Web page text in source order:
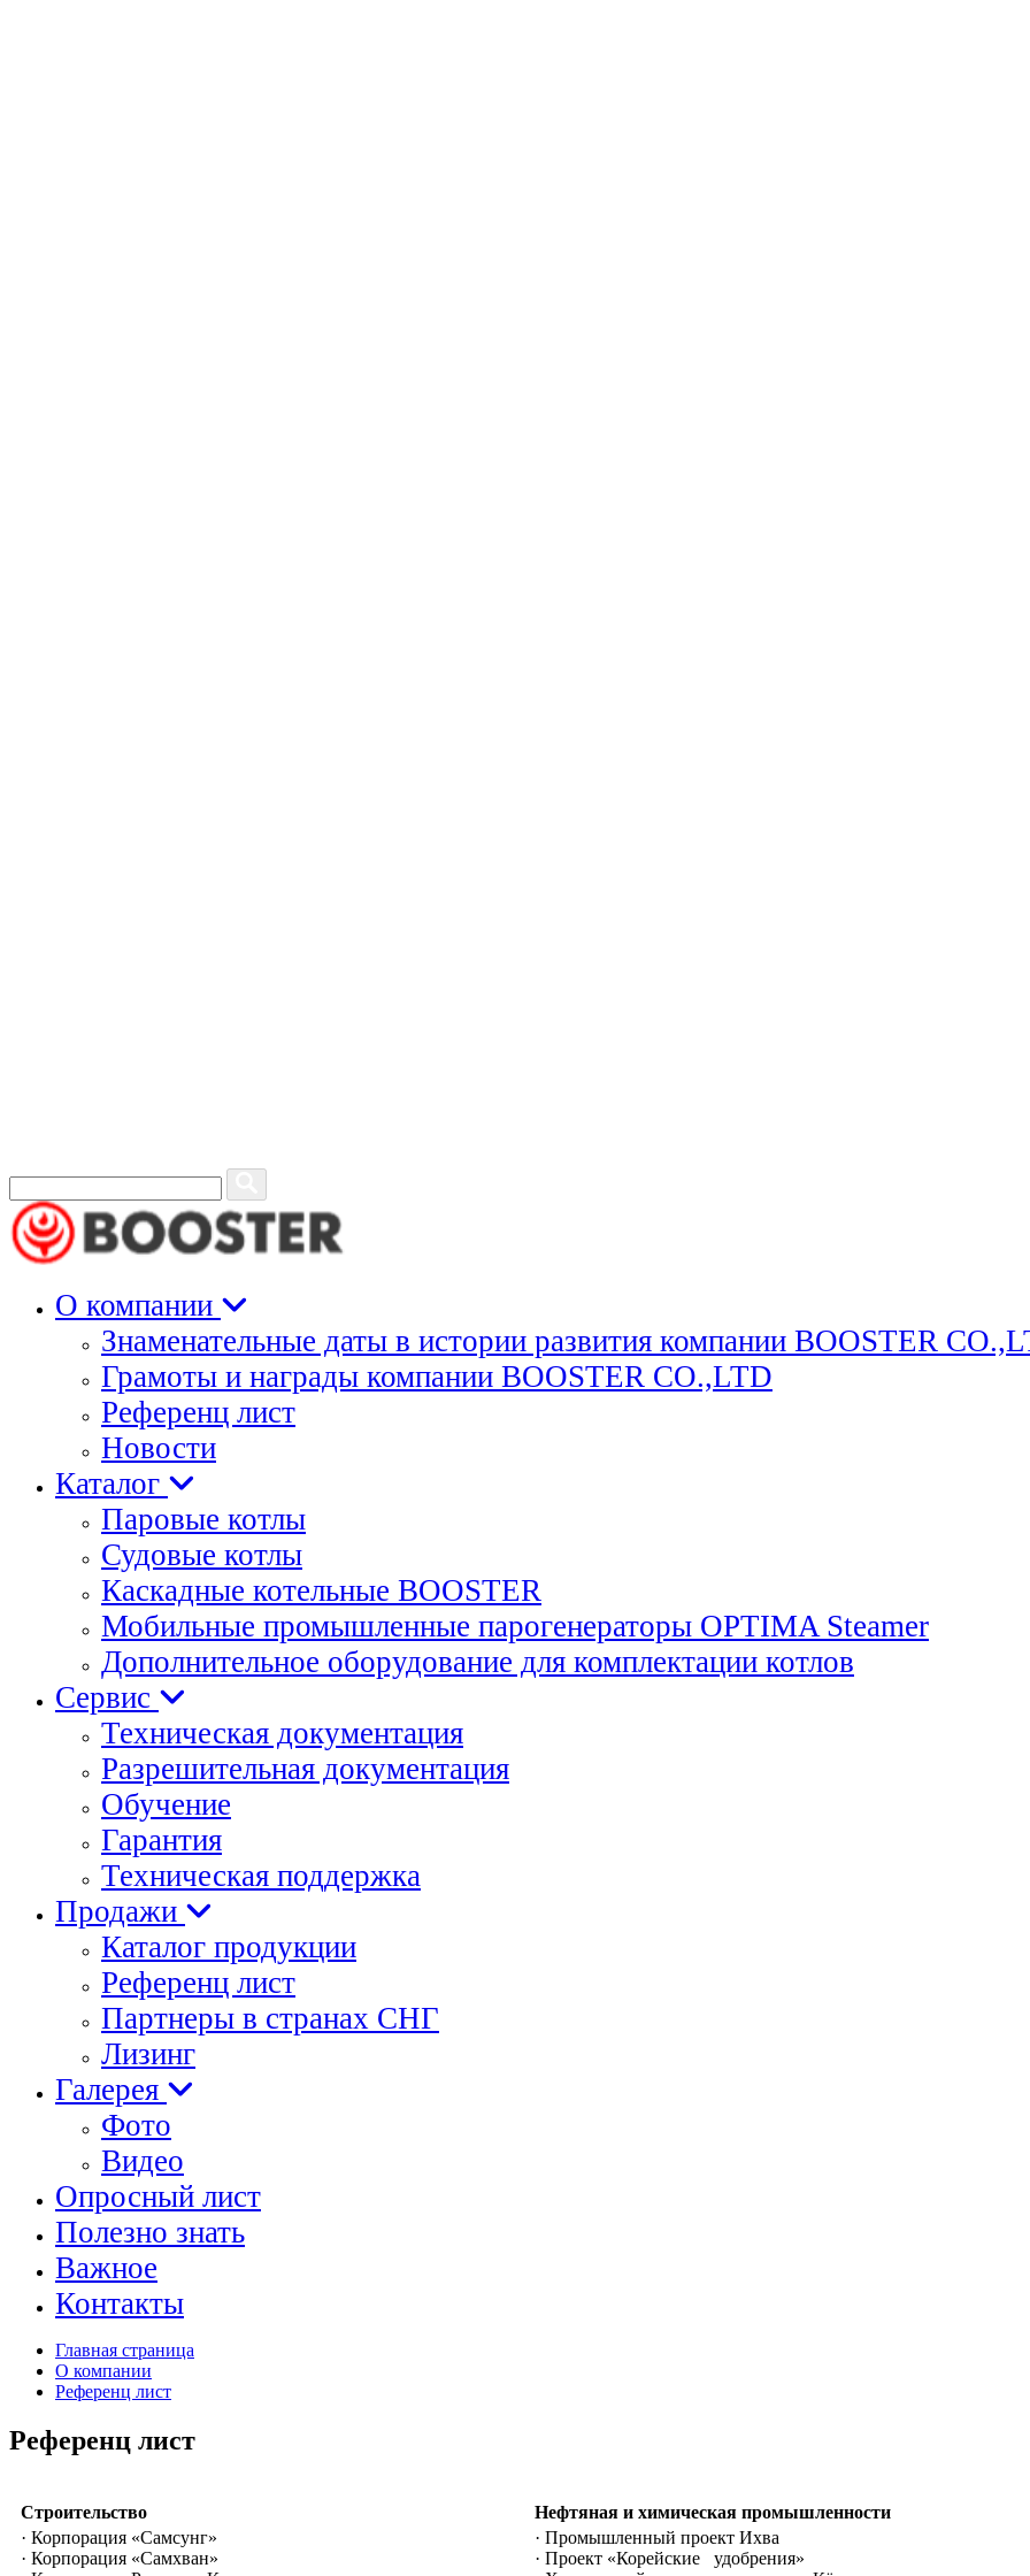
Запрос
для
поиска:
О компании
Знаменательные даты в истории развития компании BOOSTER
Грамоты и награды компании BOOSTER CO.,LTD
Референц лист
Новости
Каталог
Паровые котлы
Судовые котлы
Каскадные котельные BOOSTER
Мобильные промышленные парогенераторы OPTIMA Steamer
Дополнительное оборудование для комплектации котлов
Сервис
Техническая документация
Разрешительная документация
Обучение
Гарантия
Техническая поддержка
Продажи
Каталог продукции
Референц лист
Партнеры в странах СНГ
Лизинг
Галерея
Фото
Видео
Опросный лист
Полезно знать
Важное
Контакты
Главная страница
О компании
Референц лист
Референц лист
Строительство
· Корпорация «Самсунг»
· Корпорация «Самхван»
Нефтяная и химическая промышленности
· Промышленный проект Ихва
· Проект «Корейские удобрения»